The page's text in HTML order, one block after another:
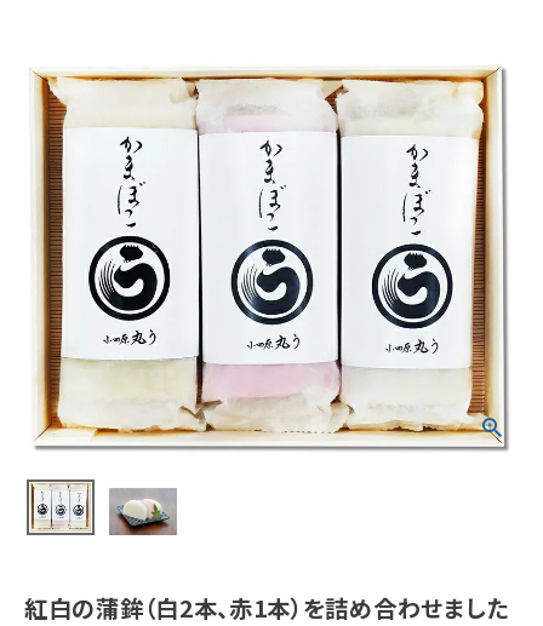
ご利用ガイド
直営店
紅白の蒲鉾（白2本、赤1本）を詰め合わせました